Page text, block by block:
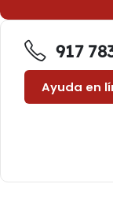
917
Ayuda en